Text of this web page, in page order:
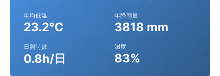
年均低溫
23.2°C
年降雨量
3818 mm
日照時數
0.8h/日
濕度
83%